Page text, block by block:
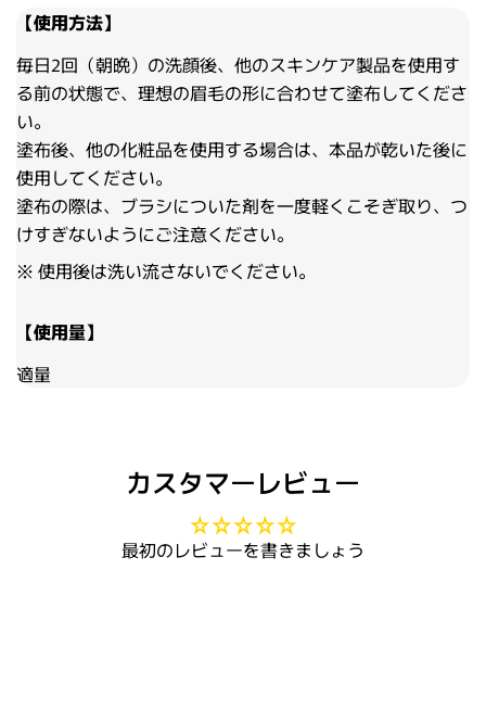
【使用方法】
毎日2回（朝晩）の洗顔後、他のスキンケア製品を使用す
る前の状態で、理想の眉毛の形に合わせて塗布してくださ
い。
塗布後、他の化粧品を使用する場合は、本品が乾いた後に
使用してください。
塗布の際は、ブラシについた剤を一度軽くこそぎ取り、つ
けすぎないようにご注意ください。
※ 使用後は洗い流さないでください。
【使用量】
適量
カスタマーレビュー
最初のレビューを書きましょう